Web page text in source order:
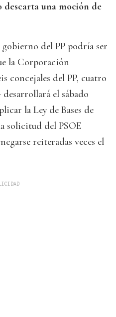
una moción de
del PP podría ser
la Corporación
concejales del PP, cuatro
el sábado
la Ley de Bases de
solicitud del PSOE
reiteradas veces el